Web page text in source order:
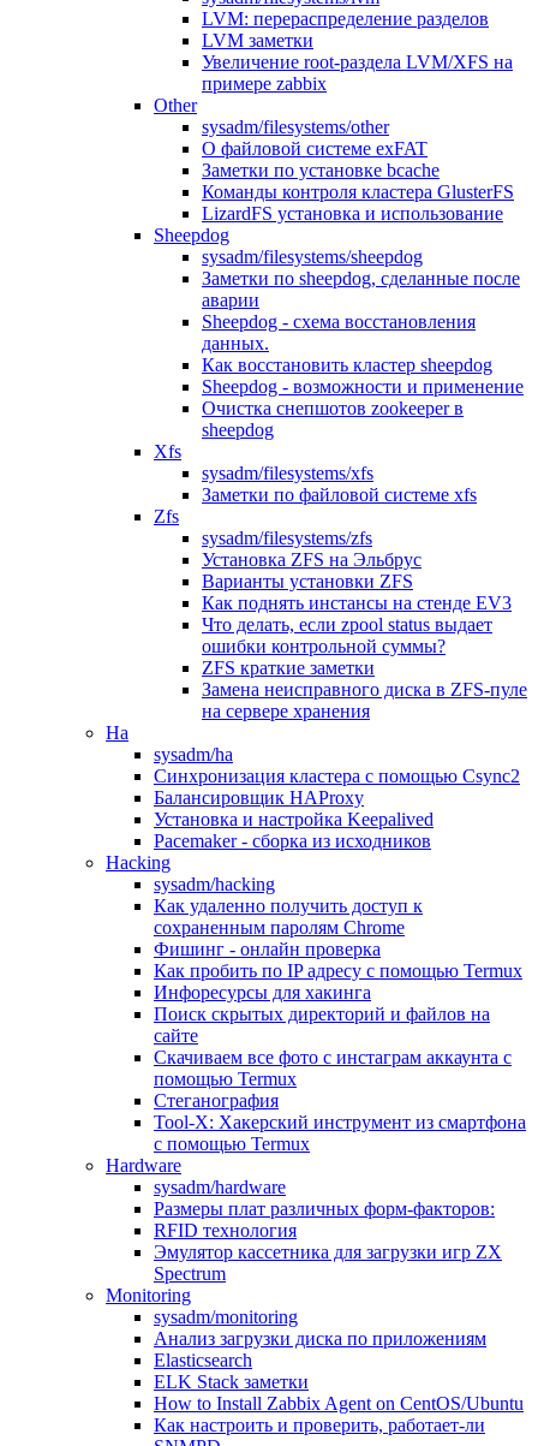
LVM: перераспределение разделов
LVM заметки
Увеличение root-раздела LVM/XFS на
примере zabbix
Other
sysadm/filesystems/other
О файловой системе exFAT
Заметки по установке bcache
Команды контроля кластера GlusterFS
LizardFS установка и использование
Sheepdog
sysadm/filesystems/sheepdog
Заметки по sheepdog, сделанные после
аварии
Sheepdog - схема восстановления
данных.
Как восстановить кластер sheepdog
Sheepdog - возможности и применение
Очистка снепшотов zookeeper в
sheepdog
Xfs
sysadm/filesystems/xfs
Заметки по файловой системе xfs
Zfs
sysadm/filesystems/zfs
Установка ZFS на Эльбрус
Варианты установки ZFS
Как поднять инстансы на стенде EV3
Что делать, если zpool status выдает
ошибки контрольной суммы?
ZFS краткие заметки
Замена неисправного диска в ZFS-пуле
на сервере хранения
Ha
sysadm/ha
Синхронизация кластера с помощью Csync2
Балансировщик HAProxy
Установка и настройка Keepalived
Pacemaker - сборка из исходников
Hacking
sysadm/hacking
Как удаленно получить доступ к
сохраненным паролям Chrome
Фишинг - онлайн проверка
Как пробить по IP адресу с помощью Termux
Инфоресурсы для хакинга
Поиск скрытых директорий и файлов на
сайте
Скачиваем все фото с инстаграм аккаунта с
помощью Termux
Стеганография
Tool-X: Хакерский инструмент из смартфона
с помощью Termux
Hardware
sysadm/hardware
Размеры плат различных форм-факторов:
RFID технология
Эмулятор кассетника для загрузки игр ZX
Spectrum
Monitoring
sysadm/monitoring
Анализ загрузки диска по приложениям
Elasticsearch
ELK Stack заметки
How to Install Zabbix Agent on CentOS/Ubuntu
Как настроить и проверить, работает-ли